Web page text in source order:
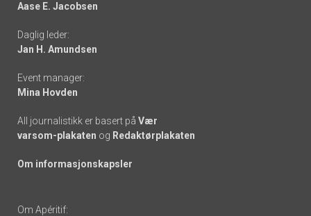
-
links
Aase E. Jacobsen
Daglig leder:
Jan H. Amundsen
Event manager:
Mina Hovden
All journalistikk er basert på Vær
varsom-plakaten og Redaktørplakaten
Om informasjonskapsler
Om Apéritif: